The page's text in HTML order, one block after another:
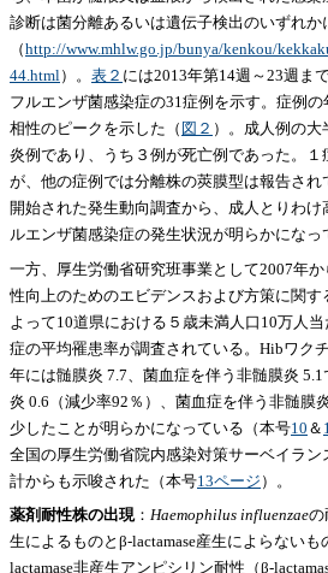
診断は菌分離あるいは遺伝子検出のいずれか
（http://www.mhlw.go.jp/bunya/kenkou/
44.html ）。 表２ には2013年第14週～23週ま
フルエンザ菌感染症の31症例を示す。症例
相性のピークを示した（ 図２ ）。成人例の
炎例であり、うち３例が死亡例であった。
が、他の症例では分離株の莢膜型は報告さ
開始された発生動向調査から、成人とりわ
ルエンザ菌感染症の発生状況が明らかになっ
一方、厚生労働省研究班事業として2007年
性向上のためのエビデンスおよび方策に関
よって10道県における５歳未満人口10万人
症の平均罹患率が調査されている。Hibワク
年には髄膜炎 7.7、菌血症を伴う非髄膜炎
炎 0.6（減少率92％）、菌血症を伴う非髄膜
少したことが明らかになっている（本号10 ＆
全国の厚生労働省院内感染対策サーベイラン
計からも示唆された（本号13ページ ）。
薬剤耐性株の出現： Haemophilus influenzaeの
生によるものとβ-lactamase産生によらない
lactamase非産生アンピシリン耐性（β-